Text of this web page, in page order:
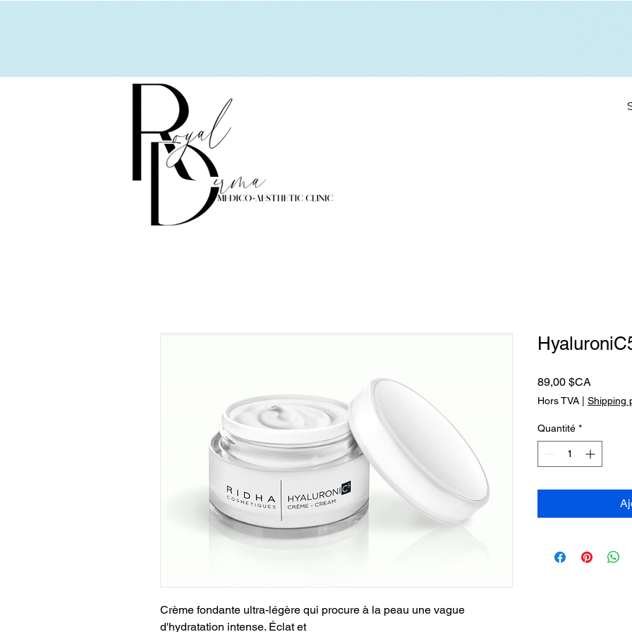
Crème fondante ultra-légère qui procure à la peau une vague
d'hydratation intense. Éclat et
89,00 $CA
Hors TVA Shipping
Quantité *